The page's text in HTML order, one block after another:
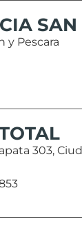
SAN
y Pescara
303,